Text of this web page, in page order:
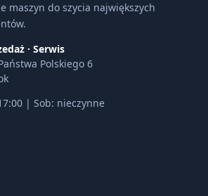
maszyn do szycia największych
· Serwis
Polskiego 6
| Sob: nieczynne